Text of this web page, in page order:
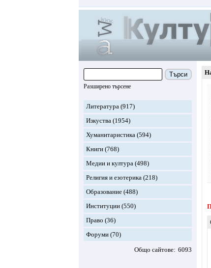
Търси
Разширено търсене
Литература (917)
Изкуства (1954)
Хуманитаристика (594)
Книги (768)
Медии и култура (498)
Религия и езотерика (218)
Образование (488)
Институции (550)
Право (36)
Форуми (70)
Общо сайтове 6093